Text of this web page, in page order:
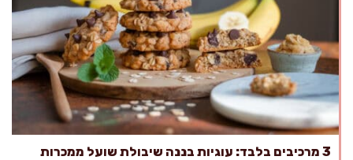
3 מרכיבים בלבד: עוגיות בננה שיבולת שועל ממכרות